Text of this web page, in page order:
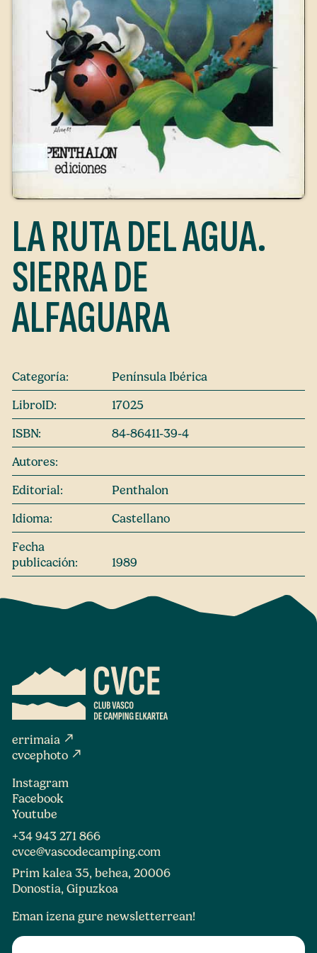
LA RUTA DEL AGUA.
SIERRA DE
ALFAGUARA
Categoría:
Península Ibérica
LibroID:
17025
ISBN:
84-86411-39-4
Autores:
Editorial:
Penthalon
Idioma:
Castellano
Fecha
publicación:
1989
errimaia north_east
cvcephoto north_east
Instagram
Facebook
Youtube
+34 943 271 866
cvce@vascodecamping.com
Prim kalea 35, behea, 20006
Donostia, Gipuzkoa
Eman izena gure newsletterrean!